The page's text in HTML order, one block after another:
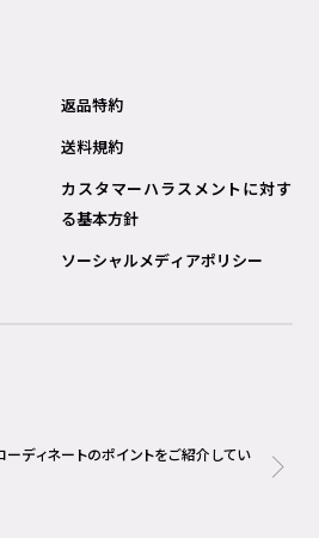
返品特約
送料規約
カスタマーハラスメントに対す
る基本方針
ソーシャルメディアポリシー
ーディネートのポイントをご紹介してい